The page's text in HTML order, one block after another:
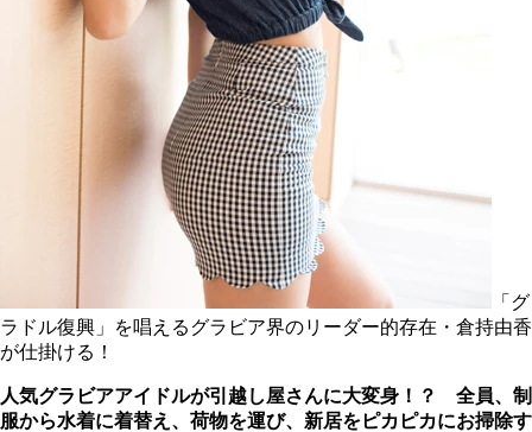
「グ
ラドル復興」を唱えるグラビア界のリーダー的存在・倉持由香
が仕掛ける！
人気グラビアアイドルが引越し屋さんに大変身！？ 全員、制
服から水着に着替え、荷物を運び、新居をピカピカにお掃除す